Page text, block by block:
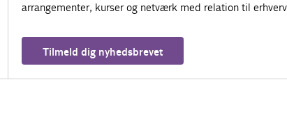
arrangementer, kurser og netværk med relation til
Tilmeld dig nyhedsbrevet